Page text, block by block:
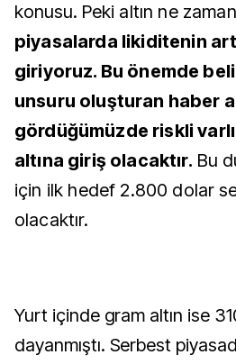
konusu. Peki altın ne
piyasalarda likiditenin
giriyoruz. Bu önemde
unsuru oluşturan haber
gördüğümüzde riskli
altına giriş olacaktır. Bu
için ilk hedef 2.800 dolar
olacaktır.
Yurt içinde gram altın ise
dayanmıştı. Serbest